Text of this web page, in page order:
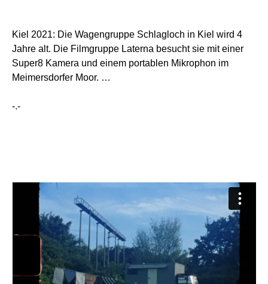
Kiel 2021: Die Wagengruppe Schlagloch in Kiel wird 4
Jahre alt. Die Filmgruppe Laterna besucht sie mit einer
Super8 Kamera und einem portablen Mikrophon im
Meimersdorfer Moor. …
-.-